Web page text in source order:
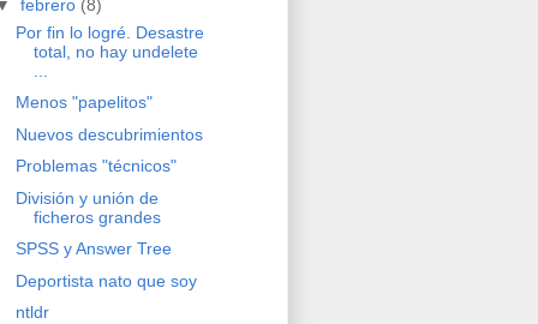
febrero (8)
Por fin lo logré. Desastre
total, no hay undelete
Menos "papelitos"
Nuevos descubrimientos
Problemas "técnicos"
División y unión de
ficheros grandes
SPSS y Answer Tree
Deportista nato que soy
ntldr